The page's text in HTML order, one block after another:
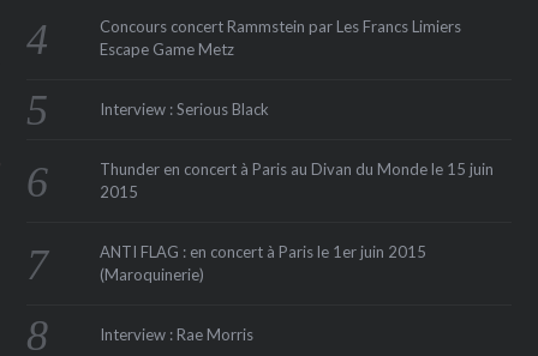
SOCIAUX
Concours concert Rammstein par Les Francs Limiers
Escape Game Metz
Interview : Serious Black
Thunder en concert à Paris au Divan du Monde le 15 juin
2015
ANTI FLAG : en concert à Paris le 1er juin 2015
(Maroquinerie‏)
Interview : Rae Morris